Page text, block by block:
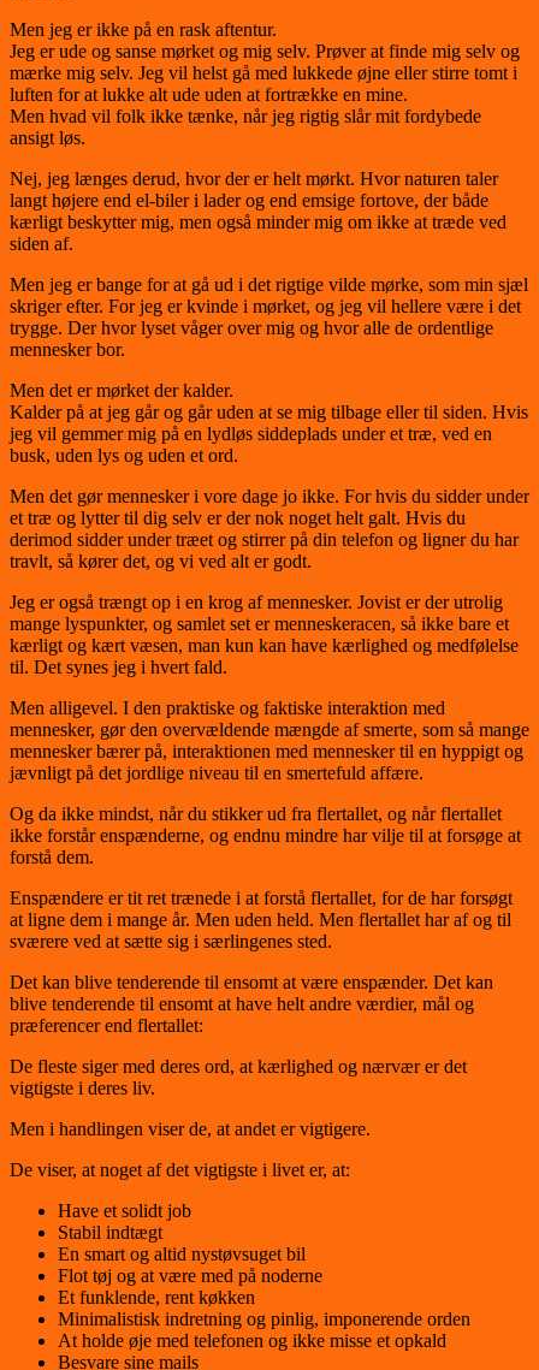
Men jeg er ikke på en rask aftentur.
Jeg er ude og sanse mørket og mig selv. Prøver at finde mig selv og
mærke mig selv. Jeg vil helst gå med lukkede øjne eller stirre tomt i
luften for at lukke alt ude uden at fortrække en mine.
Men hvad vil folk ikke tænke, når jeg rigtig slår mit fordybede
ansigt løs.
Nej, jeg længes derud, hvor der er helt mørkt. Hvor naturen taler
langt højere end el-biler i lader og end emsige fortove, der både
kærligt beskytter mig, men også minder mig om ikke at træde ved
siden af.
Men jeg er bange for at gå ud i det rigtige vilde mørke, som min sjæl
skriger efter. For jeg er kvinde i mørket, og jeg vil hellere være i det
trygge. Der hvor lyset våger over mig og hvor alle de ordentlige
mennesker bor.
Men det er mørket der kalder.
Kalder på at jeg går og går uden at se mig tilbage eller til siden. Hvis
jeg vil gemmer mig på en lydløs siddeplads under et træ, ved en
busk, uden lys og uden et ord.
Men det gør mennesker i vore dage jo ikke. For hvis du sidder under
et træ og lytter til dig selv er der nok noget helt galt. Hvis du
derimod sidder under træet og stirrer på din telefon og ligner du har
travlt, så kører det, og vi ved alt er godt.
Jeg er også trængt op i en krog af mennesker. Jovist er der utrolig
mange lyspunkter, og samlet set er menneskeracen, så ikke bare et
kærligt og kært væsen, man kun kan have kærlighed og medfølelse
til. Det synes jeg i hvert fald.
Men alligevel. I den praktiske og faktiske interaktion med
mennesker, gør den overvældende mængde af smerte, som så mange
mennesker bærer på, interaktionen med mennesker til en hyppigt og
jævnligt på det jordlige niveau til en smertefuld affære.
Og da ikke mindst, når du stikker ud fra flertallet, og når flertallet
ikke forstår enspænderne, og endnu mindre har vilje til at forsøge at
forstå dem.
Enspændere er tit ret trænede i at forstå flertallet, for de har forsøgt
at ligne dem i mange år. Men uden held. Men flertallet har af og til
sværere ved at sætte sig i særlingenes sted.
Det kan blive tenderende til ensomt at være enspænder. Det kan
blive tenderende til ensomt at have helt andre værdier, mål og
præferencer end flertallet:
De fleste siger med deres ord, at kærlighed og nærvær er det
vigtigste i deres liv.
Men i handlingen viser de, at andet er vigtigere.
De viser, at noget af det vigtigste i livet er, at:
Have et solidt job
Stabil indtægt
En smart og altid nystøvsuget bil
Flot tøj og at være med på noderne
Et funklende, rent køkken
Minimalistisk indretning og pinlig, imponerende orden
At holde øje med telefonen og ikke misse et opkald
Besvare sine mails